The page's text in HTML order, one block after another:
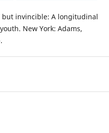
but invincible: A longitudinal
New York: Adams,